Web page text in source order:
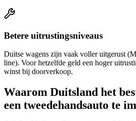
Betere uitrustingsniveaus
Duitse wagens zijn vaak voller uitgerust
line). Voor hetzelfde geld een hoger
winst bij doorverkoop.
Waarom Duitsland het
een tweedehandsauto te